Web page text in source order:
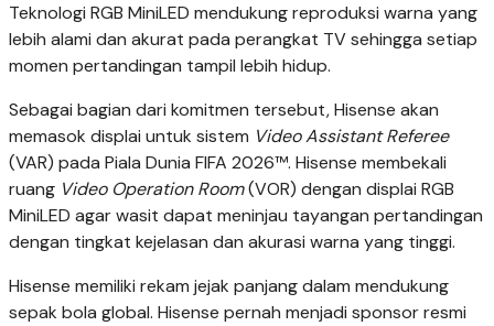
Teknologi RGB MiniLED mendukung reproduksi warna yang
lebih alami dan akurat pada perangkat TV sehingga setiap
momen pertandingan tampil lebih hidup.
Sebagai bagian dari komitmen tersebut, Hisense akan
memasok displai untuk sistem Video Assistant Referee
(VAR) pada Piala Dunia FIFA 2026™. Hisense membekali
ruang Video Operation Room(VOR) dengan displai RGB
MiniLED agar wasit dapat meninjau tayangan pertandingan
dengan tingkat kejelasan dan akurasi warna yang tinggi.
Hisense memiliki rekam jejak panjang dalam mendukung
sepak bola global. Hisense pernah menjadi sponsor resmi